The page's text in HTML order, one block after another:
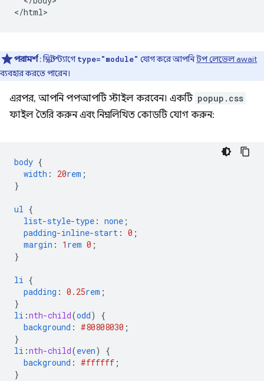
পরামর্শ: স্ক্রিপ্ট ট্যাগেtype="module" যোগ করে আপনিটপ লেভেল await
ব্যবহার করতে পারেন।
এরপর, আপনি পপআপটি স্টাইল করবেন। একটি popup.css
ফাইল তৈরি করুন এবং নিম্নলিখিত কোডটি যোগ করুন:
body {
width : 20rem ;
}
ul {
list-style-type : none ;
padding-inline-start : 0 ;
margin : 1 rem 0 ;
}
li {
padding : 0.25rem ;
}
li :nth-child(odd)
{
background : #80808030 ;
}
li :nth-child(even)
{
background : #ffffff ;
}